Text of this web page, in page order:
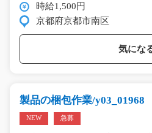
時給1,500円
京都府京都市南区
気にな
製品の梱包作業/y03_01968
NEW 急募